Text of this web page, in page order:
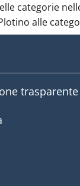
categorie
alle
trasparente